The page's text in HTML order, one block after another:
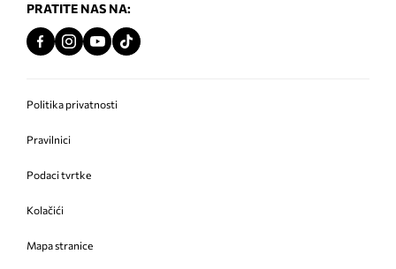
PRATITE NAS NA:
Politika privatnosti
Pravilnici
Podaci tvrtke
Kolačići
Mapa stranice